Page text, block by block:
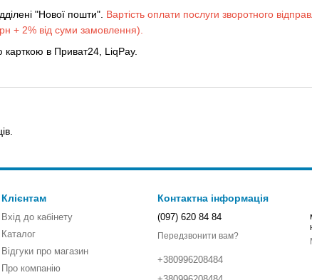
"Нової пошти". Вартість оплати послуги зворотного
+ 2% від суми замовлення).
карткою в Приват24, LiqPay.
Клієнтам
Вхід до кабінету
Каталог
Відгуки про магазин
Про компанію
Контактна інформація
(097) 620 84 84
Передзвонити вам?
+380996208484